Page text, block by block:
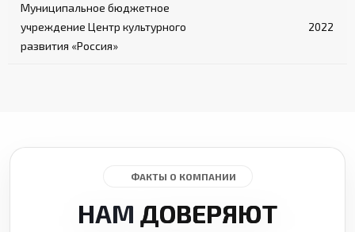
Муниципальное бюджетное
учреждение Центр культурного
развития «Россия»
2022
ФАКТЫ О КОМПАНИИ
НАМ ДОВЕРЯЮТ